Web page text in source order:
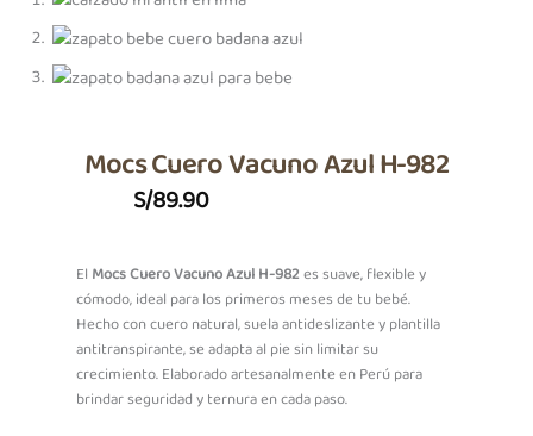
Mocs Cuero Vacuno Azul H-982
S/89.90
El Mocs Cuero Vacuno Azul H-982es suave, flexible y
cómodo, ideal para los primeros meses de tu bebé.
Hecho con cuero natural, suela antideslizante y plantilla
antitranspirante, se adapta al pie sin limitar su
crecimiento. Elaborado artesanalmente en Perú para
brindar seguridad y ternura en cada paso.